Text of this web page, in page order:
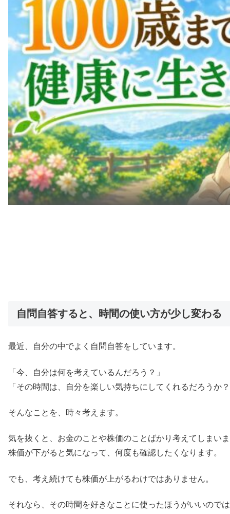
自問自答すると、時間の使い方が少し変わる
最近、自分の中でよく自問自答をしています。
「今、自分は何を考えているんだろう？」
「その時間は、自分を楽しい気持ちにしてくれるだろうか
そんなことを、時々考えます。
気を抜くと、お金のことや株価のことばかり考えてしまい
株価が下がると気になって、何度も確認したくなります。
でも、考え続けても株価が上がるわけではありません。
それなら、その時間を好きなことに使ったほうがいいので